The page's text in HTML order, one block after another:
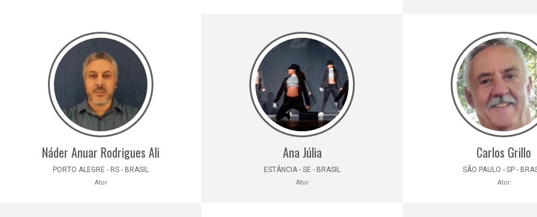
Náder Anuar Rodrigues Ali
PORTO ALEGRE - RS - BRASIL
Ator
Ana Júlia
ESTÂNCIA - SE - BRASIL
Ator
Carlos Grillo
SÃO PAULO - SP -
Ator